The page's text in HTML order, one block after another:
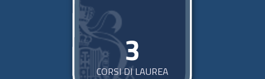
3
CORSI DI LAUREA